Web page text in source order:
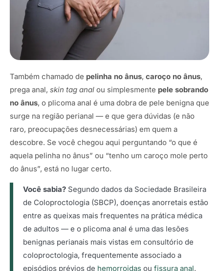
Também chamado de pelinha no ânus, caroço no ânus,
prega anal, skin tag anal ou simplesmente pele sobrando
no ânus, o plicoma anal é uma dobra de pele benigna que
surge na região perianal — e que gera dúvidas (e não
raro, preocupações desnecessárias) em quem a
descobre. Se você chegou aqui perguntando “o que é
aquela pelinha no ânus” ou “tenho um caroço mole perto
do ânus”, está no lugar certo.
Você sabia? Segundo dados da Sociedade Brasileira
de Coloproctologia (SBCP), doenças anorretais estão
entre as queixas mais frequentes na prática médica
de adultos — e o plicoma anal é uma das lesões
benignas perianais mais vistas em consultório de
coloproctologia, frequentemente associado a
episódios prévios de hemorroidas ou fissura anal.